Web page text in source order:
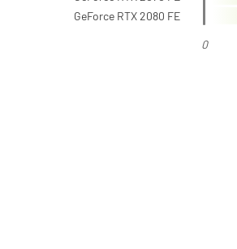
0
GeForce RTX 2080 FE